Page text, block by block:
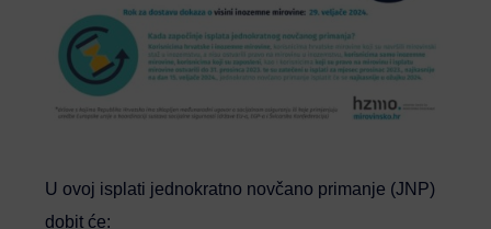
U ovoj isplati jednokratno novčano primanje (JNP)
dobit će: